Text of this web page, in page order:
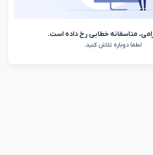
متاسفانه خطایی رخ داده است.
لطفا دوباره تلاش کنید.